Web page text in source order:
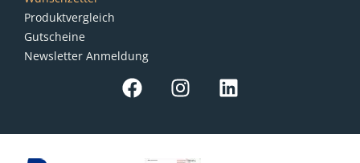
Produktvergleich
Gutscheine
Newsletter Anmeldung